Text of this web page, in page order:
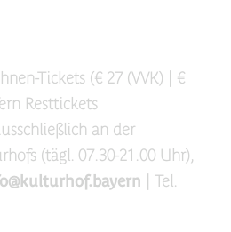
Tickets (€ 27 (VVK) | €
Resttickets
an der
(tägl. 07.30-21.00 Uhr),
| Tel.